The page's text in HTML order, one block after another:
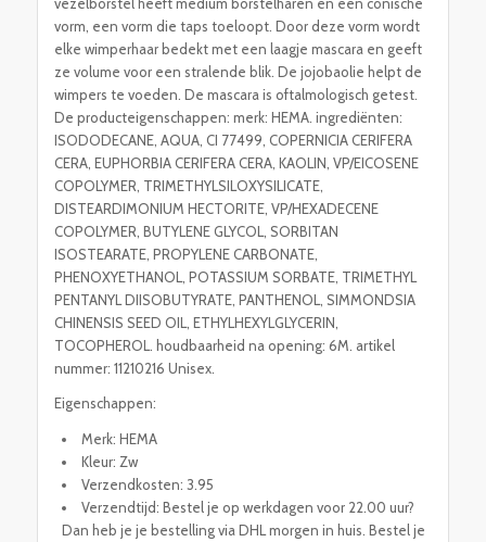
vezelborstel heeft medium borstelharen en een conische
vorm, een vorm die taps toeloopt. Door deze vorm wordt
elke wimperhaar bedekt met een laagje mascara en geeft
ze volume voor een stralende blik. De jojobaolie helpt de
wimpers te voeden. De mascara is oftalmologisch getest.
De producteigenschappen: merk: HEMA. ingrediënten:
ISODODECANE, AQUA, CI 77499, COPERNICIA CERIFERA
CERA, EUPHORBIA CERIFERA CERA, KAOLIN, VP/EICOSENE
COPOLYMER, TRIMETHYLSILOXYSILICATE,
DISTEARDIMONIUM HECTORITE, VP/HEXADECENE
COPOLYMER, BUTYLENE GLYCOL, SORBITAN
ISOSTEARATE, PROPYLENE CARBONATE,
PHENOXYETHANOL, POTASSIUM SORBATE, TRIMETHYL
PENTANYL DIISOBUTYRATE, PANTHENOL, SIMMONDSIA
CHINENSIS SEED OIL, ETHYLHEXYLGLYCERIN,
TOCOPHEROL. houdbaarheid na opening: 6M. artikel
nummer: 11210216 Unisex.
Eigenschappen:
Merk: HEMA
Kleur: Zw
Verzendkosten: 3.95
Verzendtijd: Bestel je op werkdagen voor 22.00 uur?
Dan heb je je bestelling via DHL morgen in huis. Bestel je